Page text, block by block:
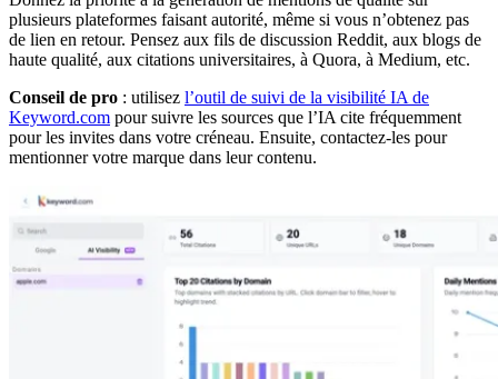
plusieurs plateformes faisant autorité, même si vous n’obtenez pas
de lien en retour. Pensez aux fils de discussion Reddit, aux blogs de
haute qualité, aux citations universitaires, à Quora, à Medium, etc.
Conseil de pro : utilisez l’outil de suivi de la visibilité IA de
Keyword.com pour suivre les sources que l’IA cite fréquemment
pour les invites dans votre créneau. Ensuite, contactez-les pour
mentionner votre marque dans leur contenu.